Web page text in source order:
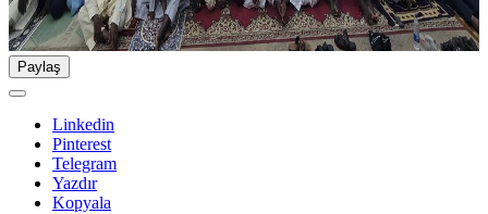
Paylaş
Linkedin
Pinterest
Telegram
Yazdır
Kopyala